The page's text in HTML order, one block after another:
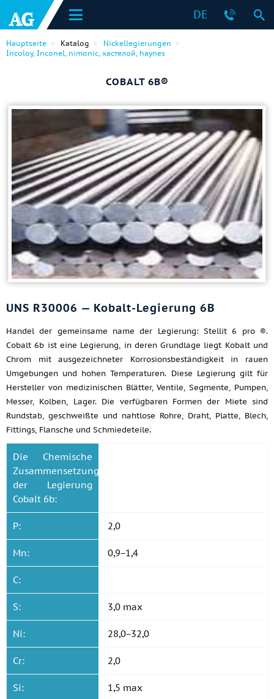
DE
Hauptseite Katalog
Nickellegierungen
Incoloy, Inconel, nimonic, хастелой, haynes
COBALT 6B®
UNS R30006 — Kobalt-Legierung 6B
Handel der gemeinsame name der Legierung: Stellit 6 pro ®.
Cobalt 6b ist eine Legierung, in deren Grundlage liegt Kobalt und
Chrom mit ausgezeichneter Korrosionsbeständigkeit in rauen
Umgebungen und hohen Temperaturen. Diese Legierung gilt für
Hersteller von medizinischen Blätter, Ventile, Segmente, Pumpen,
Messer, Kolben, Lager. Die verfügbaren Formen der Miete sind
Rundstab, geschweißte und nahtlose Rohre, Draht, Platte, Blech,
Fittings, Flansche und Schmiedeteile.
Die Chemische
Zusammensetzung
der Legierung
Cobalt 6b:
P: 2,0
Mn: 0,9−1,4
C:
S: 3,0 max
Ni: 28,0−32,0
Cr: 2,0
Si: 1,5 max